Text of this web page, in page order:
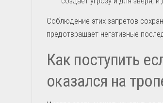
Соблюдение этих запретов
предотвращает негативные
Как поступить
оказался на